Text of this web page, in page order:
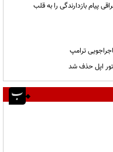
پیام بازدارندگی را به قلب
ترامپ
اپل حذف شد